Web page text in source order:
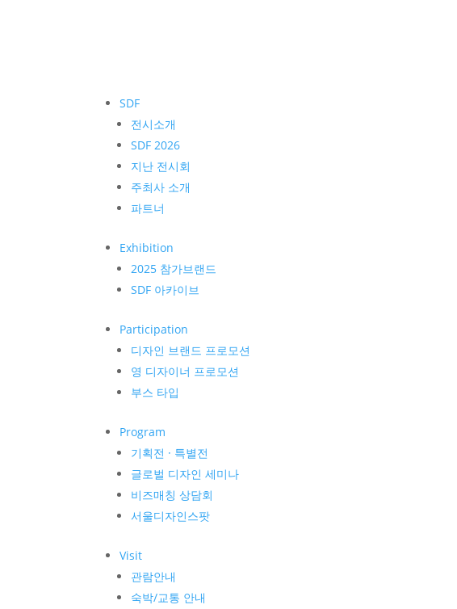
SDF
전시소개
SDF 2026
지난 전시회
주최사 소개
파트너
Exhibition
2025 참가브랜드
SDF 아카이브
Participation
디자인 브랜드 프로모션
영 디자이너 프로모션
부스 타입
Program
기획전 · 특별전
글로벌 디자인 세미나
비즈매칭 상담회
서울디자인스팟
Visit
관람안내
숙박/교통 안내